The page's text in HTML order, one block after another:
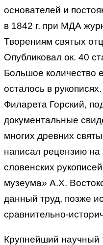
основателей и
в 1842 г. при МДА
Творениям святых
Опубликовал ок. 40
Большое количество
осталось в
Филарета Горский,
документальные
многих древних
написал рецензию на
словенских
музеума» А.Х.
данный труд, позже
сравнительно-
Крупнейший научный